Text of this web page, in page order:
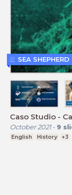
Caso Studio -
October 2021- 9
English History +3
SEA SHEPHERD